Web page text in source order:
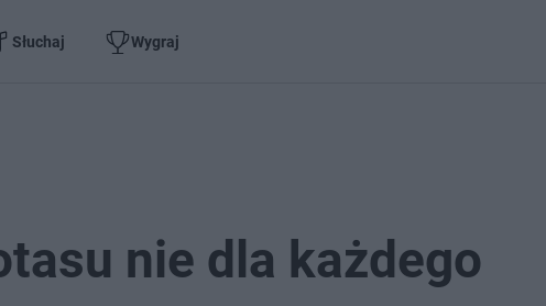
Słuchaj Wygraj
nie dla każdego